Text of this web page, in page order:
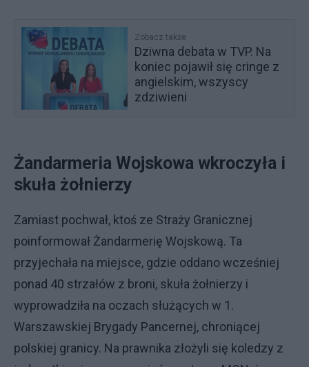
Zobacz także
Dziwna debata w TVP. Na
koniec pojawił się cringe z
angielskim, wszyscy
zdziwieni
Żandarmeria Wojskowa wkroczyła i
skuła żołnierzy
Zamiast pochwał, ktoś ze Straży Granicznej
poinformował Żandarmerię Wojskową. Ta
przyjechała na miejsce, gdzie oddano wcześniej
ponad 40 strzałów z broni, skuła żołnierzy i
wyprowadziła na oczach służących w 1.
Warszawskiej Brygady Pancernej, chroniącej
polskiej granicy. Na prawnika złożyli się koledzy z